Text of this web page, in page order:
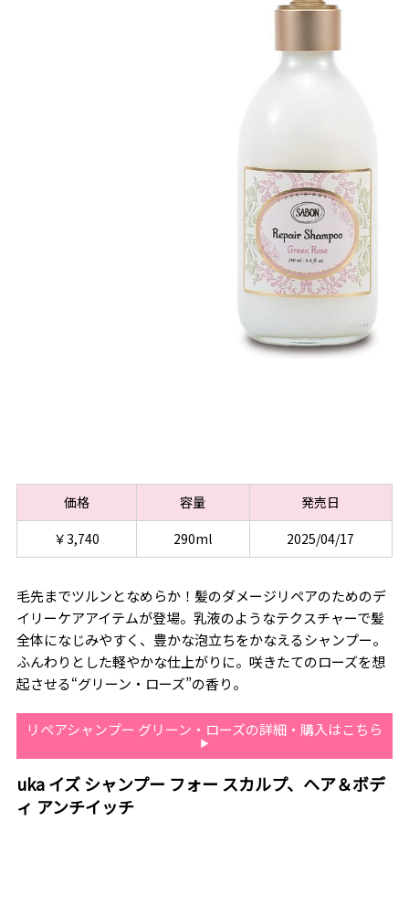
価格 容量
発売日
￥3,740
290ml 2025/04/17
毛先までツルンとなめらか！髪のダメージリペアのためのデ
イリーケアアイテムが登場。乳液のようなテクスチャーで髪
全体になじみやすく、豊かな泡立ちをかなえるシャンプー。
ふんわりとした軽やかな仕上がりに。咲きたてのローズを想
起させる“グリーン・ローズ”の香り。
リペアシャンプー グリーン・ローズの詳細・購入はこちら
uka イズ シャンプー フォー スカルプ、ヘア＆ボデ
ィ アンチイッチ